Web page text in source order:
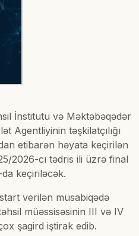
İnstitutu və Məktəbəqədər
Agentliyinin təşkilatçılığı
etibarən həyata keçirilən
2026-cı tədris ili üzrə final
da keçiriləcək.
verilən müsabiqədə
müəssisəsinin III və IV
şagird iştirak edib.